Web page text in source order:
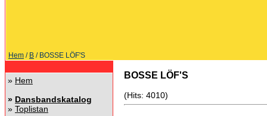
Hem / B / BOSSE LÖF'S
» Hem
» Dansbandskatalog
» Toplistan
BOSSE LÖF'S
(Hits: 4010)